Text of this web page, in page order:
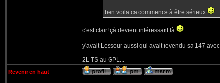
ben voila ca commence à être sérieux
c'est clair! çà devient intéressant là
y'avait Lessour aussi qui avait revendu sa 147
2L TS au GPL...
Revenir en haut